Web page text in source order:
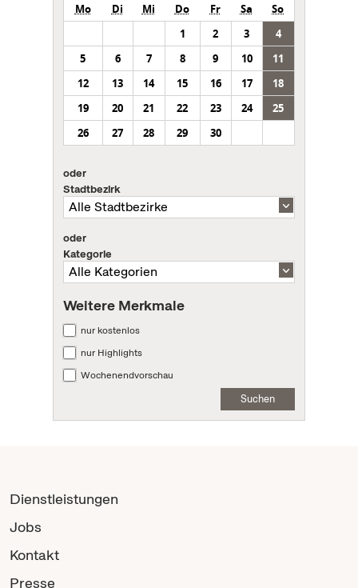
Mo Di Mi Do Fr Sa
So
1
2 3
4
5
6 7 8 9 10
11
12
13 14 15 16 17
18
19
20 21 22 23 24
25
26
27 28 29 30
oder
Stadtbezirk
oder
Kategorie
Weitere Merkmale
nur kostenlos
nur Highlights
Wochenendvorschau
Suchen
Dienstleistungen
Jobs
Kontakt
Presse